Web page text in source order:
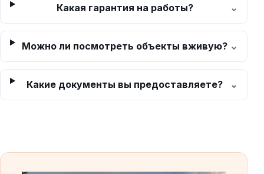
Какая гарантия на работы?
Можно ли посмотреть объекты вживую?
Какие документы вы предоставляете?